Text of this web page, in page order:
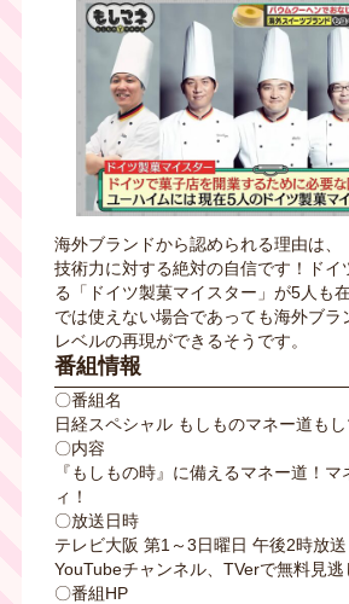
海外ブランドから認められる理由は、
技術力に対する絶対の自信です！ドイ
る「ドイツ製菓マイスター」が5人も
では使えない場合であっても海外ブラ
レベルの再現ができるそうです。
番組情報
〇番組名
日経スペシャル もしものマネー道も
〇内容
『もしもの時』に備えるマネー道！
ィ！
〇放送日時
テレビ大阪 第1～3日曜日 午後2時放
YouTubeチャンネル、TVerで無料見逃
〇番組HP